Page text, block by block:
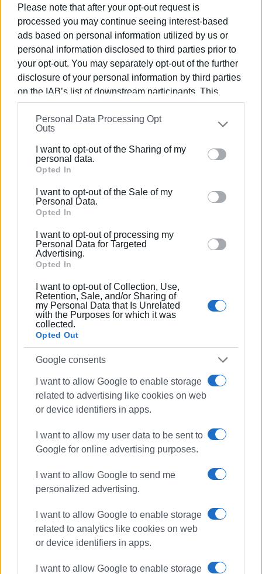
Please note that after your opt-out request is
processed you may continue seeing interest-based
ads based on personal information utilized by us or
personal information disclosed to third parties prior to
your opt-out. You may separately opt-out of the further
disclosure of your personal information by third parties
on the IAB’s list of downstream participants. This
information may also be disclosed by us to third parties
on theIAB’s List of Downstream Participants
that may
further disclose it to other third parties.
Please note that this website/app uses one or more
Google services and may gather and store information
behaviour. You may click to grant or deny consent to
Google and its third-party tags to use your data for
section.
Personal Data Processing Opt
Outs
I want to opt-out of the Sharing of my
personal data.
Opted In
I want to opt-out of the Sale of my
Personal Data.
Opted In
I want to opt-out of processing my
Personal Data for Targeted
Advertising.
Opted In
I want to opt-out of Collection, Use,
Retention, Sale, and/or Sharing of
my Personal Data that Is Unrelated
with the Purposes for which it was
collected.
Opted Out
Google consents
I want to allow Google to enable storage
related to advertising like cookies on web
or device identifiers in apps.
I want to allow my user data to be sent to
Google for online advertising purposes.
I want to allow Google to send me
personalized advertising.
I want to allow Google to enable storage
related to analytics like cookies on web
or device identifiers in apps.
I want to allow Google to enable storage
ΕΛΕΝΗ ΚΟΡΩΝΑΚΗ
Εργάζεται στις Εκδόσεις Ενημέρωση από το
δημόσιες σχέσεις, το ελεύθερο και το
Ακολουθήστε το enimerosi στοFacebook
Συνδρομητές στο e-paper